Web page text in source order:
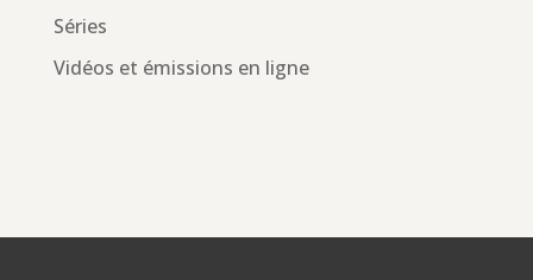
Séries
Vidéos et émissions en ligne